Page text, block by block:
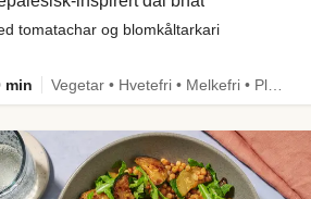
tomatachar og blomkåltarkari
min Vegetar • Hvetefri • Melkefri • Plantebasert • Mer grønt • Under 650 kcal • Kilde til fiber